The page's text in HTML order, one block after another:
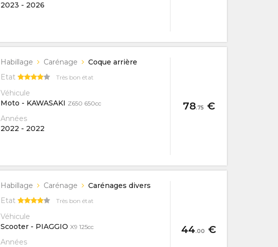
2023 - 2026
78.75 €
Habillage Carénage
Coque arrière
Etat
Très bon état
Véhicule
Moto - KAWASAKI Z650 650cc
Années
2022 - 2022
44.00 €
Habillage Carénage
Carénages divers
Etat
Très bon état
Véhicule
Scooter - PIAGGIO X9 125cc
Années